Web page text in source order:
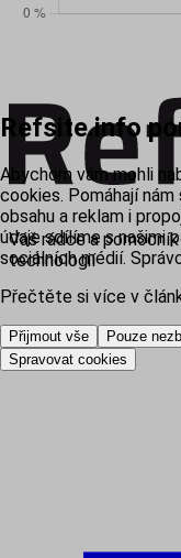
Váš rádce a
technologií
Refsite.info
Abychom vám mohli
cookies. Pomáhají
obsahu a reklam i
údaje sdílíme s našimi
sociálních médií.
Přečtěte si více v
Přijmout vše
Pouze
Spravovat cookies